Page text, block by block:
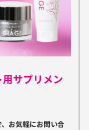
サプリメン
お気軽にお問い合